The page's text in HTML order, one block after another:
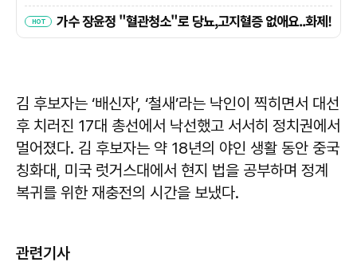
김 후보자는 ‘배신자’, ‘철새’라는 낙인이 찍히면서 대선
후 치러진 17대 총선에서 낙선했고 서서히 정치권에서
멀어졌다. 김 후보자는 약 18년의 야인 생활 동안 중국
칭화대, 미국 럿거스대에서 현지 법을 공부하며 정계
복귀를 위한 재충전의 시간을 보냈다.
관련기사